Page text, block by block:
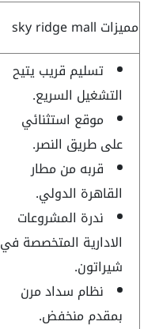
مميزات sky ridge mall
تسليم قريب يتيح
التشغيل السريع.
موقع استثنائي
على طريق النصر.
قربه من مطار
القاهرة الدولي.
ندرة المشروعات
الادارية المتخصصة في
شيراتون.
نظام سداد مرن
بمقدم منخفض.